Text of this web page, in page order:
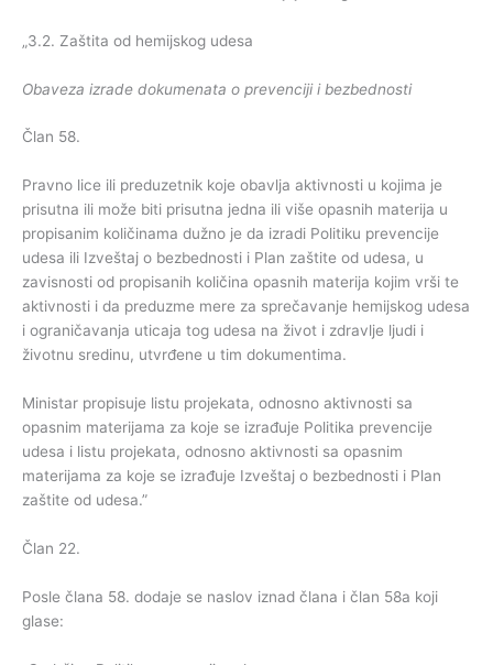
„3.2. Zaštita od hemijskog udesa
Obaveza izrade dokumenata o prevenciji i bezbednosti
Član 58.
Pravno lice ili preduzetnik koje obavlja aktivnosti u kojima je
prisutna ili može biti prisutna jedna ili više opasnih materija u
propisanim količinama dužno je da izradi Politiku prevencije
udesa ili Izveštaj o bezbednosti i Plan zaštite od udesa, u
zavisnosti od propisanih količina opasnih materija kojim vrši te
aktivnosti i da preduzme mere za sprečavanje hemijskog udesa
i ograničavanja uticaja tog udesa na život i zdravlje ljudi i
životnu sredinu, utvrđene u tim dokumentima.
Ministar propisuje listu projekata, odnosno aktivnosti sa
opasnim materijama za koje se izrađuje Politika prevencije
udesa i listu projekata, odnosno aktivnosti sa opasnim
materijama za koje se izrađuje Izveštaj o bezbednosti i Plan
zaštite od udesa.”
Član 22.
Posle člana 58. dodaje se naslov iznad člana i član 58a koji
glase: